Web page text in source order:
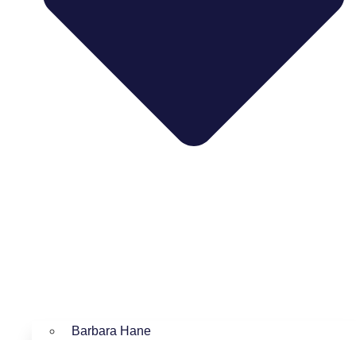
Barbara Hane